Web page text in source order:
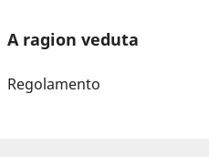
A ragion veduta
Regolamento